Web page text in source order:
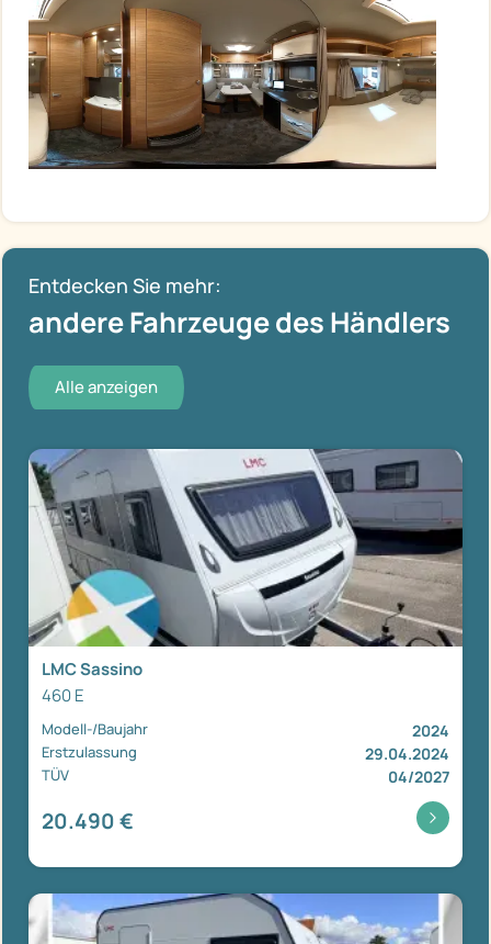
Entdecken Sie mehr:
andere Fahrzeuge des Händlers
Alle anzeigen
LMC Sassino
460 E
Modell-/Baujahr 2024
Erstzulassung 29.04.2024
TÜV 04/2027
20.490 €